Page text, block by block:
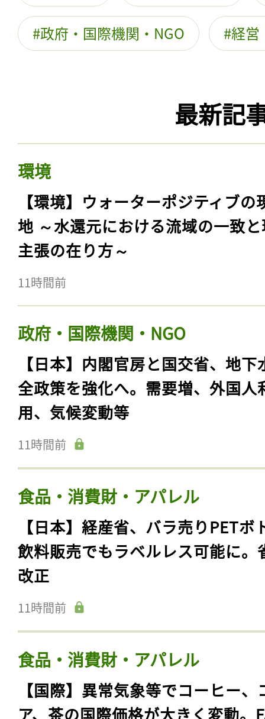
政府・国際機関・NGO 経営
最新記
環境
【環境】ウォーターポジティブの
地 ～水還元における流域の一致
主張の在り方～
11時間前
政府・国際機関・NGO
【日本】内閣官房と国交省、地下
全政策を強化へ。需要増、外国人
用、気候変動等
11時間前
食品・消費財・アパレル
【日本】経産省、バラ売りPETボ
飲料販売でもラベルレス可能に。
改正
11時間前
食品・消費財・アパレル
【国際】異常気象等でコーヒー、
ア、茶の国際価格が大きく変動。